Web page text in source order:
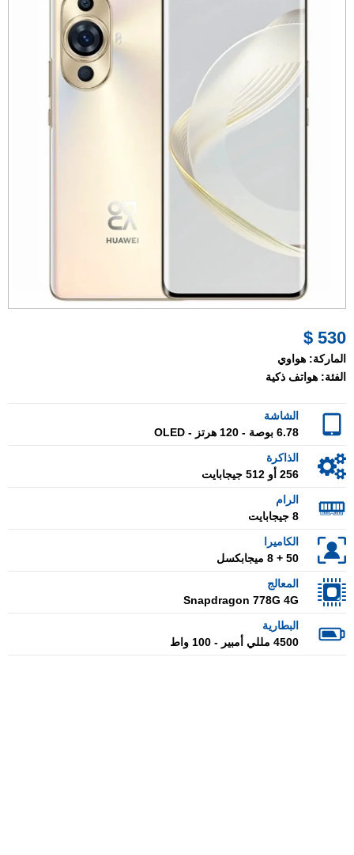
530 $
الماركة: هواوي
الفئة: هواتف ذكية
الشاشة
6.78 بوصة - 120 هرتز - OLED
الذاكرة
256 أو 512 جيجابايت
الرام
8 جيجابايت
الكاميرا
50 + 8 ميجابكسل
المعالج
Snapdragon 778G 4G
البطارية
4500 مللي أمبير - 100 واط